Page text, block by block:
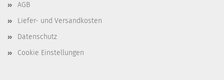
AGB
Liefer- und Versandkosten
Datenschutz
Cookie Einstellungen